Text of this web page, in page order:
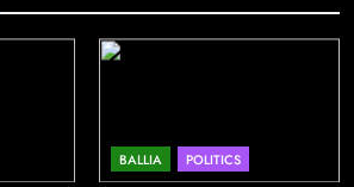
शुभारंभ, सांसद नीरज शेखर ने दिखाई हरी
झंडी
BALLIA NATIONAL
POLITICS
BALLIA POLITICS